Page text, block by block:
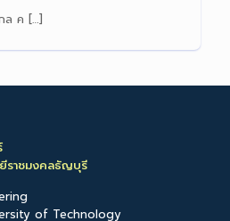
ล ค […]
ยีราชมงคลธัญบุรี
of Technology